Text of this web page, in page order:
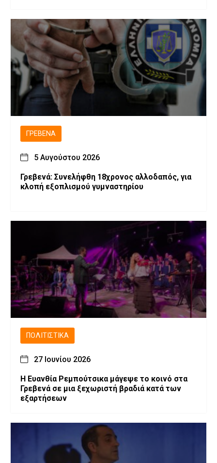
ΓΡΕΒΕΝΆ
5 Αυγούστου 2026
Γρεβενά: Συνελήφθη 18χρονος αλλοδαπός, για
κλοπή εξοπλισμού γυμναστηρίου
ΠΟΛΙΤΙΣΤΙΚΆ
27 Ιουνίου 2026
Η Ευανθία Ρεμπούτσικα μάγεψε το κοινό στα
Γρεβενά σε μια ξεχωριστή βραδιά κατά των
εξαρτήσεων